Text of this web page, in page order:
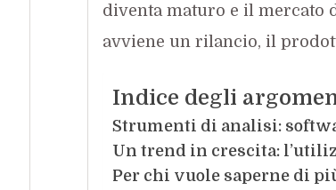
diventa maturo e il mercato
avviene un rilancio, il
Indice degli
Strumenti di analisi:
Un trend in crescita:
Per chi vuole saperne di